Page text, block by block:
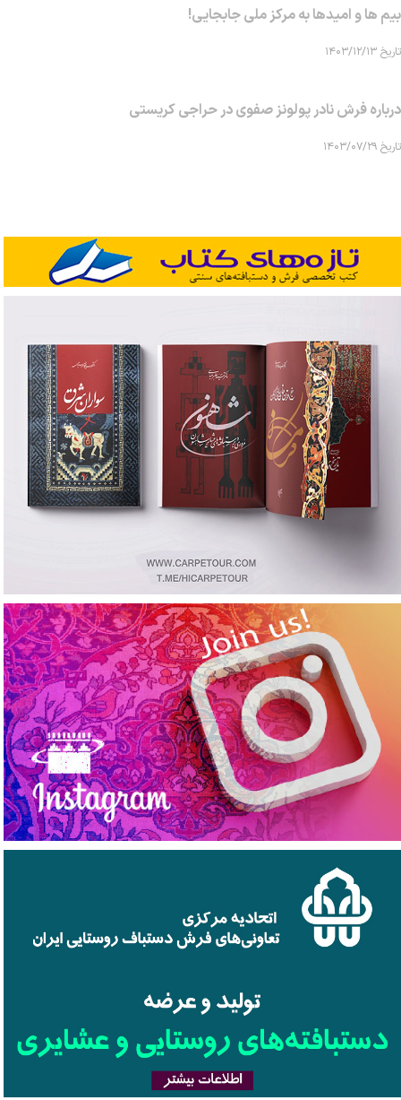
بیم ها و امیدها به مرکز ملی جابجایی!
تاریخ ۱۴۰۳/۱۲/۱۳
درباره فرش نادر پولونز صفوی در حراجی کریستی
تاریخ ۱۴۰۳/۰۷/۲۹